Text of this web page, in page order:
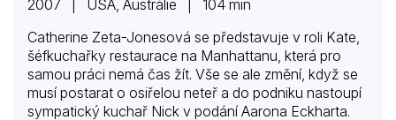
2007 | USA, Austrálie | 104 min
Catherine Zeta-Jonesová se představuje v roli Kate,
šéfkuchařky restaurace na Manhattanu, která pro
samou práci nemá čas žít. Vše se ale změní, když se
musí postarat o osiřelou neteř a do podniku nastoupí
sympatický kuchař Nick v podání Aarona Eckharta.